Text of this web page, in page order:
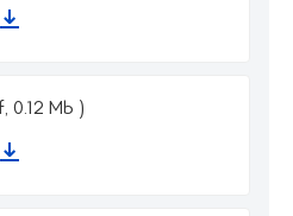
0.12 Mb )